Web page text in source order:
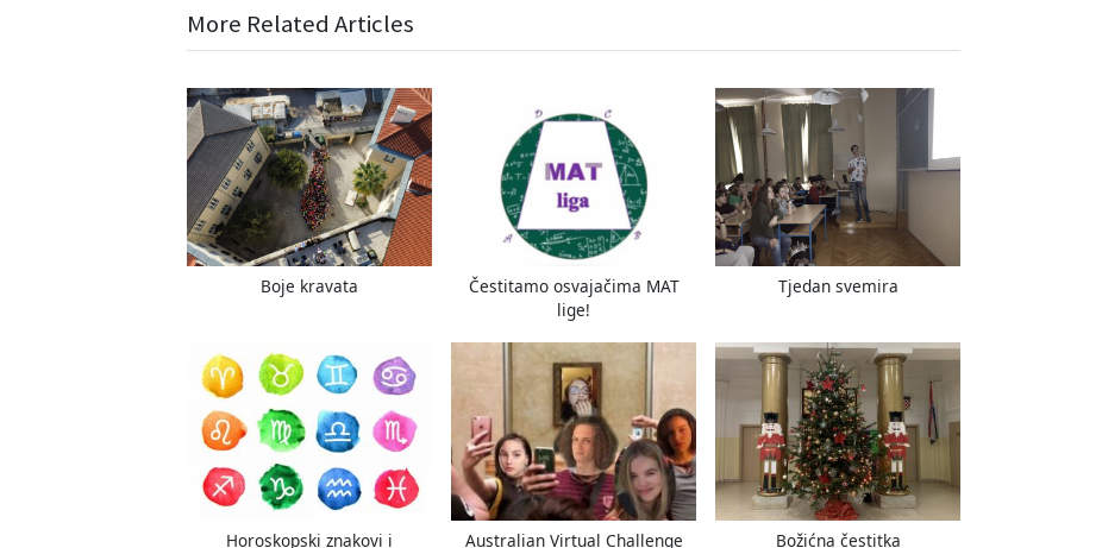
objava
e
i
o
u
s
P
o
s
P
o
s
t
:
More Related Articles
Boje kravata
Čestitamo osvajačima MAT
lige!
Tjedan svemira
Horoskopski znakovi i
Australian Virtual Challenge Božićna čestitka